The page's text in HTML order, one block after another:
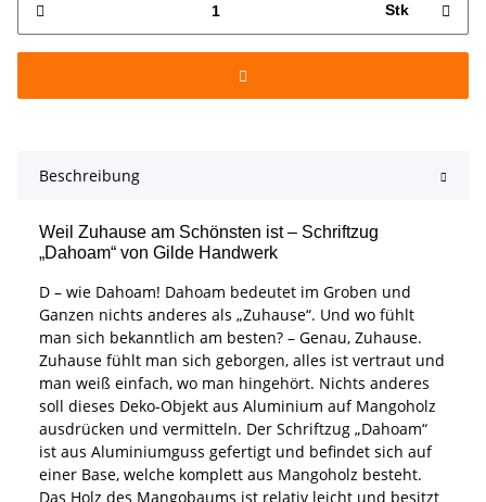
Stk
Beschreibung
Weil Zuhause am Schönsten ist – Schriftzug
„Dahoam“ von Gilde Handwerk
D – wie Dahoam! Dahoam bedeutet im Groben und
Ganzen nichts anderes als „Zuhause“. Und wo fühlt
man sich bekanntlich am besten? – Genau, Zuhause.
Zuhause fühlt man sich geborgen, alles ist vertraut und
man weiß einfach, wo man hingehört. Nichts anderes
soll dieses Deko-Objekt aus Aluminium auf Mangoholz
ausdrücken und vermitteln. Der Schriftzug „Dahoam“
ist aus Aluminiumguss gefertigt und befindet sich auf
einer Base, welche komplett aus Mangoholz besteht.
Das Holz des Mangobaums ist relativ leicht und besitzt